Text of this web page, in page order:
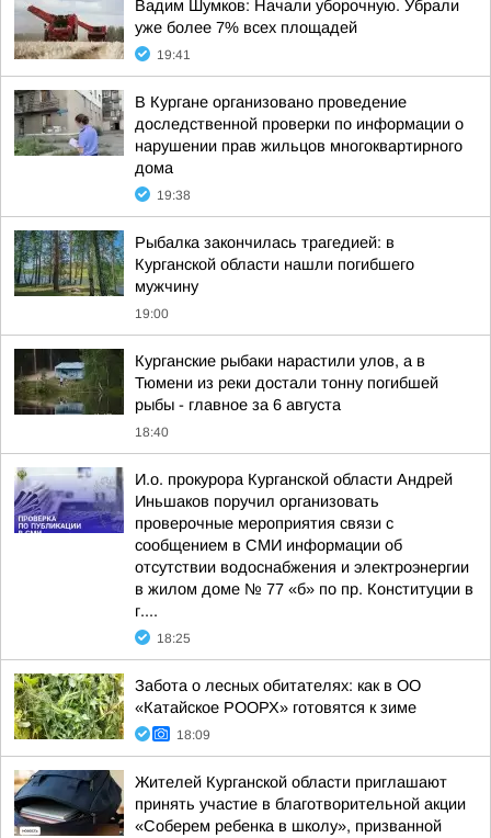
Вадим Шумков: Начали уборочную. Убрали
уже более 7% всех площадей
19:41
В Кургане организовано проведение
доследственной проверки по информации о
нарушении прав жильцов многоквартирного
дома
19:38
Рыбалка закончилась трагедией: в
Курганской области нашли погибшего
мужчину
19:00
Курганские рыбаки нарастили улов, а в
Тюмени из реки достали тонну погибшей
рыбы - главное за 6 августа
18:40
И.о. прокурора Курганской области Андрей
Иньшаков поручил организовать
проверочные мероприятия связи с
сообщением в СМИ информации об
отсутствии водоснабжения и электроэнергии
в жилом доме № 77 «б» по пр. Конституции в
г....
18:25
Забота о лесных обитателях: как в ОО
«Катайское РООРХ» готовятся к зиме
18:09
Жителей Курганской области приглашают
принять участие в благотворительной акции
«Соберем ребенка в школу», призванной